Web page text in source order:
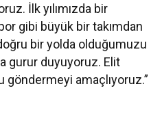
İlk yılımızda bir
gibi büyük bir takımdan
bir yolda olduğumuzu
gurur duyuyoruz. Elit
amaçlıyoruz.”